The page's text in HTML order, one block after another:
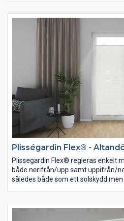
Plisségardin Flex® -
Plissegardin Flex® regleras enkelt
både nerifrån/upp samt uppifrån/
således både som ett solskydd